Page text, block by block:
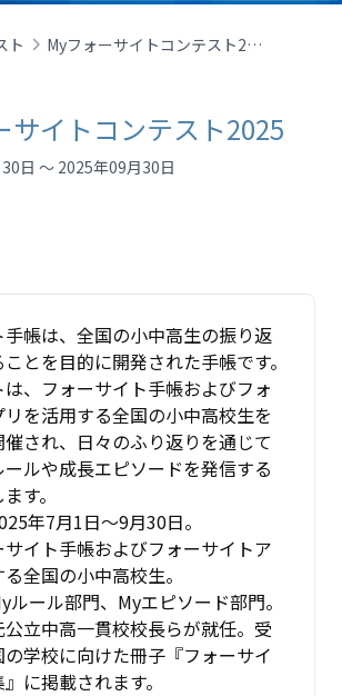
ト Myフォーサイトコンテスト2025
サイトコンテスト2025
日 ～ 2025年09月30日
手帳は、全国の小中高生の振り返
とを目的に開発された手帳です。
、フォーサイト手帳およびフォ
を活用する全国の小中高校生を
され、日々のふり返りを通じて
ルや成長エピソードを発信する
す。
年7月1日〜9月30日。
イト手帳およびフォーサイトア
全国の小中高校生。
ルール部門、Myエピソード部門。
立中高一貫校校長らが就任。受
学校に向けた冊子『フォーサイ
に掲載されます。